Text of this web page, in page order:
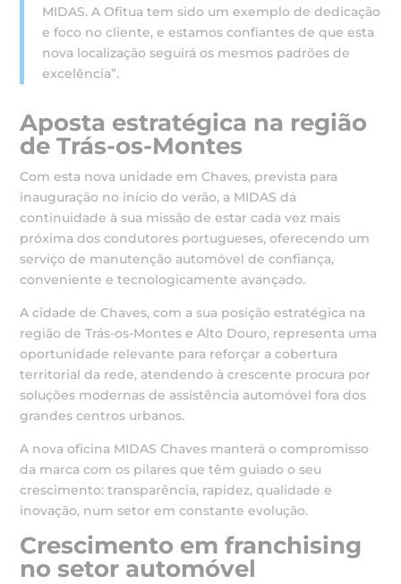
MIDAS. A Ofitua tem sido um exemplo de dedicação
e foco no cliente, e estamos confiantes de que esta
nova localização seguirá os mesmos padrões de
excelência”.
Aposta estratégica na região
de Trás-os-Montes
Com esta nova unidade em Chaves, prevista para
inauguração no início do verão, a MIDAS dá
continuidade à sua missão de estar cada vez mais
próxima dos condutores portugueses, oferecendo um
serviço de manutenção automóvel de confiança,
conveniente e tecnologicamente avançado.
A cidade de Chaves, com a sua posição estratégica na
região de Trás-os-Montes e Alto Douro, representa uma
oportunidade relevante para reforçar a cobertura
territorial da rede, atendendo à crescente procura por
soluções modernas de assistência automóvel fora dos
grandes centros urbanos.
A nova oficina MIDAS Chaves manterá o compromisso
da marca com os pilares que têm guiado o seu
crescimento: transparência, rapidez, qualidade e
inovação, num setor em constante evolução.
Crescimento em franchising
no setor automóvel